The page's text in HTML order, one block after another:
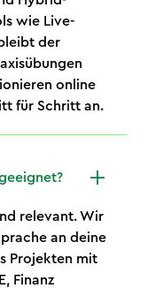
wie Live-
der
online
für Schritt an.
relevant. Wir
an deine
Projekten mit
Finanz